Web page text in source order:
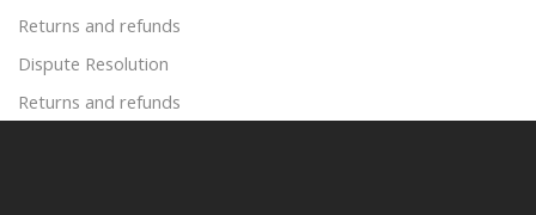
Returns and refunds
Dispute Resolution
Returns and refunds